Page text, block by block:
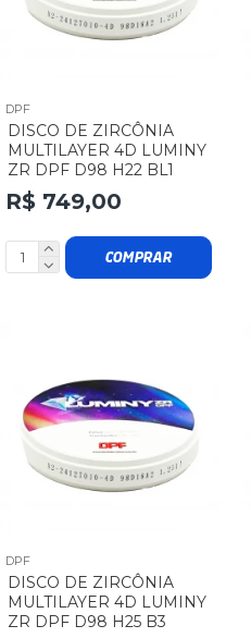
DPF
DISCO DE ZIRCÔNIA
MULTILAYER 4D LUMINY
ZR DPF D98 H22 BL1
R$ 749,00
COMPRAR
DPF
DISCO DE ZIRCÔNIA
MULTILAYER 4D LUMINY
ZR DPF D98 H25 B3